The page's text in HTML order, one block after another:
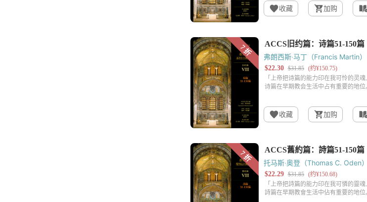
收藏 加购
弗朗西斯‧马丁（Francis Martin）
收藏 加购
托马斯‧奥登（Thomas C. Oden）